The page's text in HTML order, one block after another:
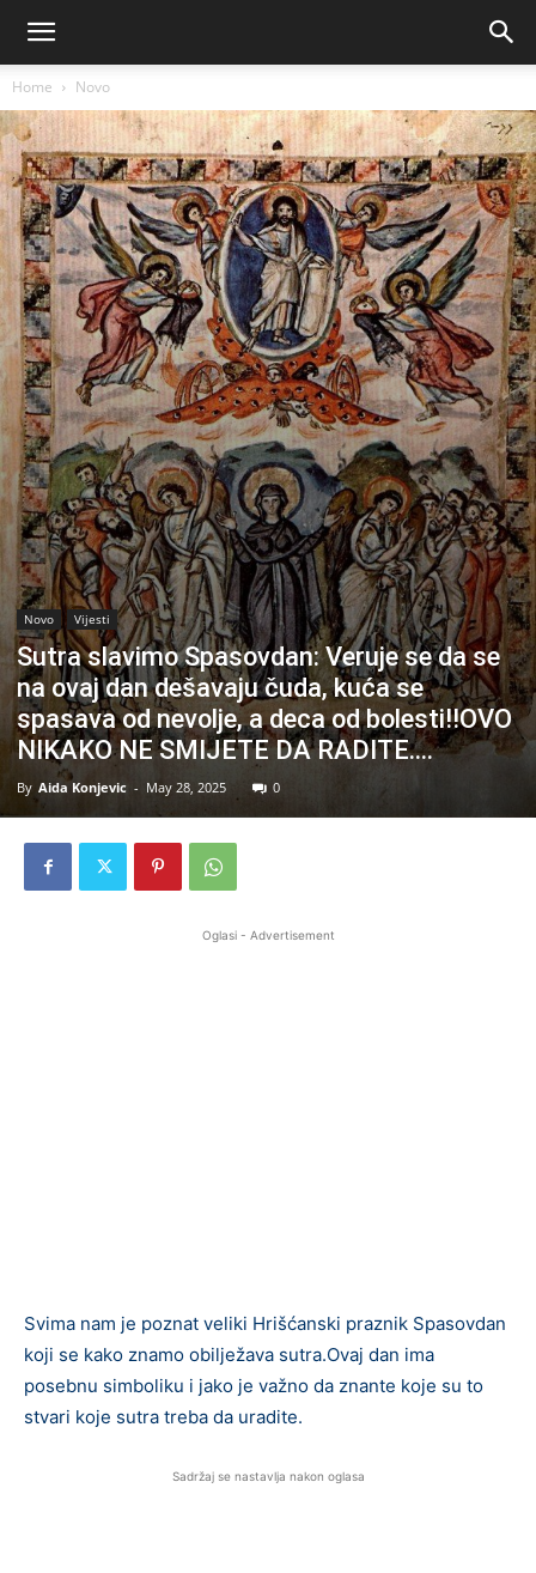
Home Novo
Novo Vijesti
Sutra slavimo Spasovdan: Veruje se da se
na ovaj dan dešavaju čuda, kuća se
spasava od nevolje, a deca od bolesti!!OVO
NIKAKO NE SMIJETE DA RADITE….
By Aida Konjevic - May 28, 2025 0
Oglasi - Advertisement
Svima nam je poznat veliki Hrišćanski praznik Spasovdan
koji se kako znamo obilježava sutra.Ovaj dan ima
posebnu simboliku i jako je važno da znante koje su to
stvari koje sutra treba da uradite.
Sadržaj se nastavlja nakon oglasa